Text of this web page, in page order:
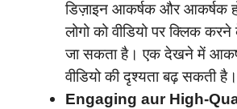
डिज़ाइन आकर्षक और आकर्षक
लोगो को वीडियो पर क्लिक करने
जा सकता है। एक देखने में
वीडियो की दृश्यता बढ़ सकती है।
Engaging aur High-